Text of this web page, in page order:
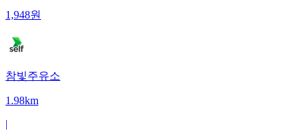
1,948원
참빛주유소
1.98km
|